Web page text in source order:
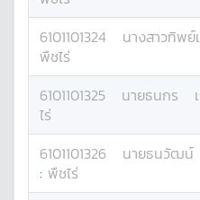
6101101324
นางสาวทิพย์
พืชไร่
6101101325 นายธนกร
ไร่
6101101326 นายธนวัฒน์
: พืชไร่